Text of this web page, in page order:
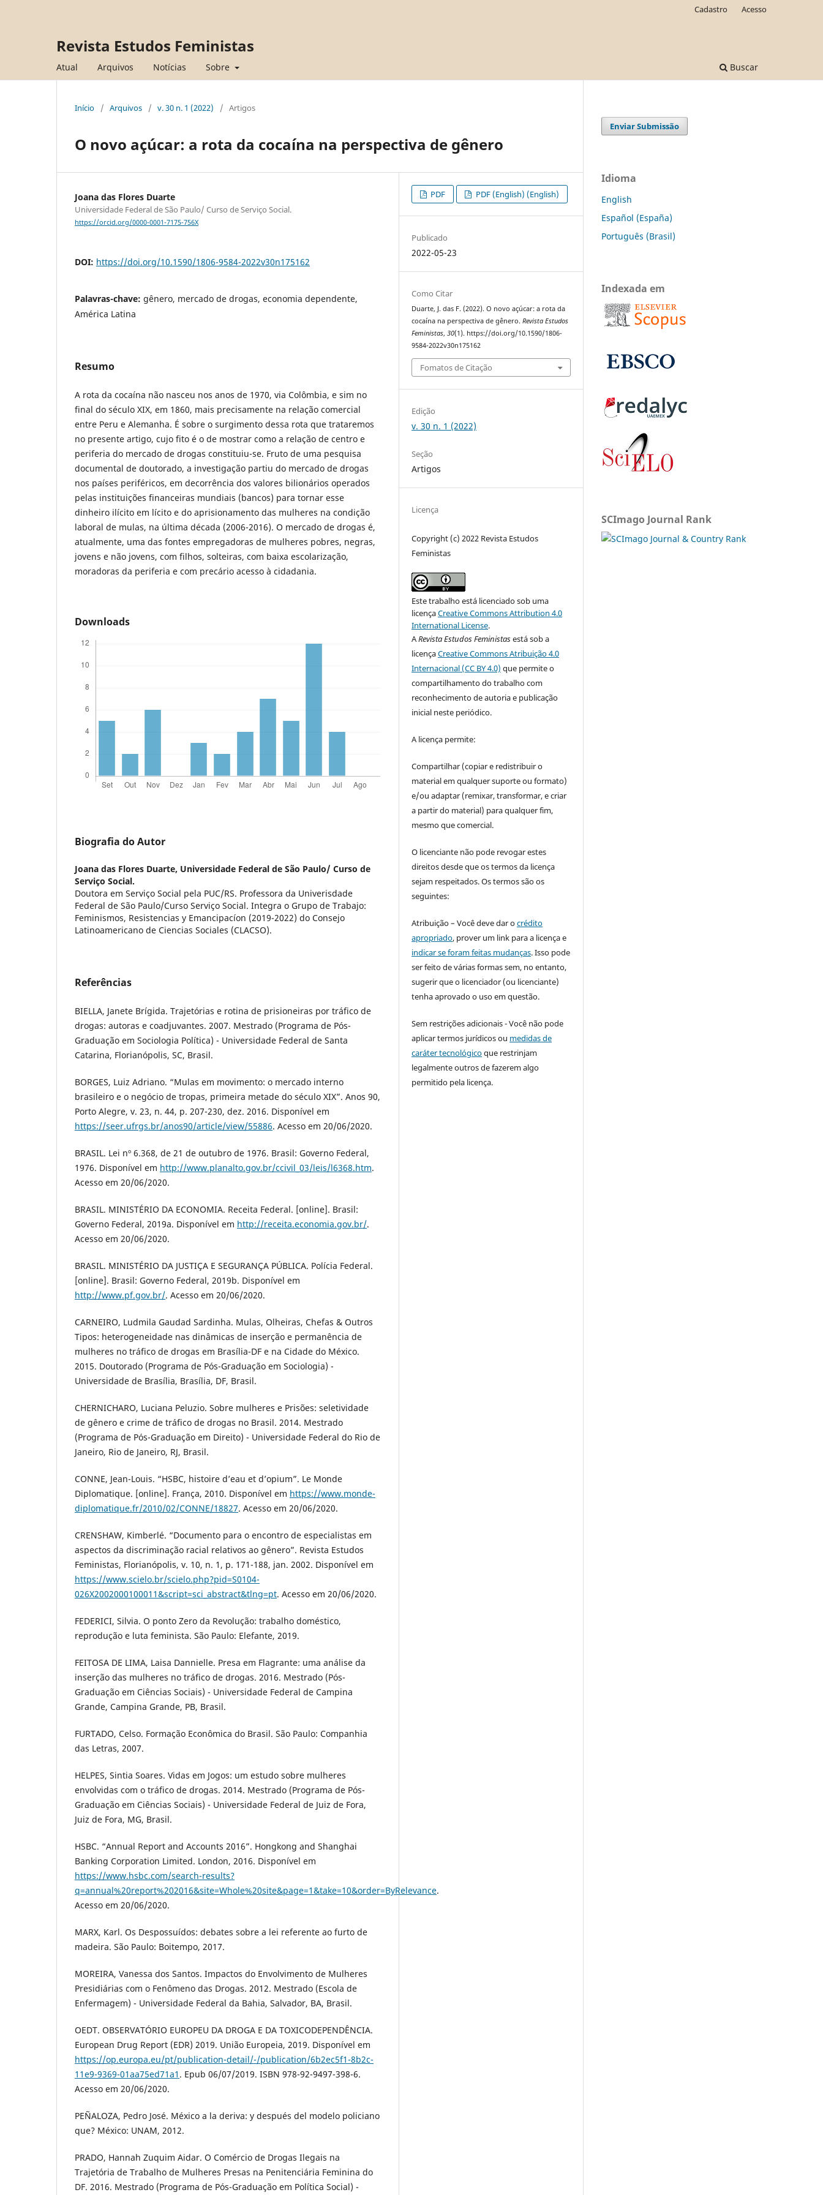
Revista Estudos Feministas
Atual Arquivos Notícias Sobre Buscar
Cadastro Acesso
Início / Arquivos / v. 30 n. 1 (2022) / Artigos
O novo açúcar: a rota da cocaína na perspectiva de gênero
Joana das Flores Duarte
Universidade Federal de São Paulo/ Curso de Serviço Social.
https://orcid.org/0000-0001-7175-756X
DOI: https://doi.org/10.1590/1806-9584-2022v30n175162
Palavras-chave: gênero, mercado de drogas, economia dependente,
América Latina
Resumo
A rota da cocaína não nasceu nos anos de 1970, via Colômbia, e sim no
final do século XIX, em 1860, mais precisamente na relação comercial
entre Peru e Alemanha. É sobre o surgimento dessa rota que trataremos
no presente artigo, cujo fito é o de mostrar como a relação de centro e
periferia do mercado de drogas constituiu-se. Fruto de uma pesquisa
documental de doutorado, a investigação partiu do mercado de drogas
nos países periféricos, em decorrência dos valores bilionários operados
pelas instituições financeiras mundiais (bancos) para tornar esse
dinheiro ilícito em lícito e do aprisionamento das mulheres na condição
laboral de mulas, na última década (2006-2016). O mercado de drogas é,
atualmente, uma das fontes empregadoras de mulheres pobres, negras,
jovens e não jovens, com filhos, solteiras, com baixa escolarização,
moradoras da periferia e com precário acesso à cidadania.
Downloads
Biografia do Autor
Joana das Flores Duarte, Universidade Federal de São Paulo/ Curso de
Serviço Social.
Doutora em Serviço Social pela PUC/RS. Professora da Univerisdade
Federal de São Paulo/Curso Serviço Social. Integra o Grupo de Trabajo:
Feminismos, Resistencias y Emancipacíon (2019-2022) do Consejo
Latinoamericano de Ciencias Sociales (CLACSO).
Referências
BIELLA, Janete Brígida. Trajetórias e rotina de prisioneiras por tráfico de
drogas: autoras e coadjuvantes. 2007. Mestrado (Programa de Pós-
Graduação em Sociologia Política) - Universidade Federal de Santa
Catarina, Florianópolis, SC, Brasil.
BORGES, Luiz Adriano. “Mulas em movimento: o mercado interno
brasileiro e o negócio de tropas, primeira metade do século XIX”. Anos 90,
Porto Alegre, v. 23, n. 44, p. 207-230, dez. 2016. Disponível em
https://seer.ufrgs.br/anos90/article/view/55886. Acesso em 20/06/2020.
BRASIL. Lei nº 6.368, de 21 de outubro de 1976. Brasil: Governo Federal,
1976. Disponível em http://www.planalto.gov.br/ccivil_03/leis/l6368.htm.
Acesso em 20/06/2020.
BRASIL. MINISTÉRIO DA ECONOMIA. Receita Federal. [online]. Brasil:
Governo Federal, 2019a. Disponível em http://receita.economia.gov.br/.
Acesso em 20/06/2020.
BRASIL. MINISTÉRIO DA JUSTIÇA E SEGURANÇA PÚBLICA. Polícia Federal.
[online]. Brasil: Governo Federal, 2019b. Disponível em
http://www.pf.gov.br/. Acesso em 20/06/2020.
CARNEIRO, Ludmila Gaudad Sardinha. Mulas, Olheiras, Chefas & Outros
Tipos: heterogeneidade nas dinâmicas de inserção e permanência de
mulheres no tráfico de drogas em Brasília-DF e na Cidade do México.
2015. Doutorado (Programa de Pós-Graduação em Sociologia) -
Universidade de Brasília, Brasília, DF, Brasil.
CHERNICHARO, Luciana Peluzio. Sobre mulheres e Prisões: seletividade
de gênero e crime de tráfico de drogas no Brasil. 2014. Mestrado
(Programa de Pós-Graduação em Direito) - Universidade Federal do Rio de
Janeiro, Rio de Janeiro, RJ, Brasil.
CONNE, Jean-Louis. “HSBC, histoire d’eau et d’opium”. Le Monde
Diplomatique. [online]. França, 2010. Disponível em https://www.monde-
diplomatique.fr/2010/02/CONNE/18827. Acesso em 20/06/2020.
CRENSHAW, Kimberlé. “Documento para o encontro de especialistas em
aspectos da discriminação racial relativos ao gênero”. Revista Estudos
Feministas, Florianópolis, v. 10, n. 1, p. 171-188, jan. 2002. Disponível em
https://www.scielo.br/scielo.php?pid=S0104-
026X2002000100011&script=sci_abstract&tlng=pt. Acesso em 20/06/2020.
FEDERICI, Silvia. O ponto Zero da Revolução: trabalho doméstico,
reprodução e luta feminista. São Paulo: Elefante, 2019.
FEITOSA DE LIMA, Laisa Dannielle. Presa em Flagrante: uma análise da
inserção das mulheres no tráfico de drogas. 2016. Mestrado (Pós-
Graduação em Ciências Sociais) - Universidade Federal de Campina
Grande, Campina Grande, PB, Brasil.
FURTADO, Celso. Formação Econômica do Brasil. São Paulo: Companhia
das Letras, 2007.
HELPES, Sintia Soares. Vidas em Jogos: um estudo sobre mulheres
envolvidas com o tráfico de drogas. 2014. Mestrado (Programa de Pós-
Graduação em Ciências Sociais) - Universidade Federal de Juiz de Fora,
Juiz de Fora, MG, Brasil.
HSBC. “Annual Report and Accounts 2016”. Hongkong and Shanghai
Banking Corporation Limited. London, 2016. Disponível em
https://www.hsbc.com/search-results?
q=annual%20report%202016&site=Whole%20site&page=1&take=10&order=ByRelevance.
Acesso em 20/06/2020.
MARX, Karl. Os Despossuídos: debates sobre a lei referente ao furto de
madeira. São Paulo: Boitempo, 2017.
MOREIRA, Vanessa dos Santos. Impactos do Envolvimento de Mulheres
Presidiárias com o Fenômeno das Drogas. 2012. Mestrado (Escola de
Enfermagem) - Universidade Federal da Bahia, Salvador, BA, Brasil.
OEDT. OBSERVATÓRIO EUROPEU DA DROGA E DA TOXICODEPENDÊNCIA.
European Drug Report (EDR) 2019. União Europeia, 2019. Disponível em
https://op.europa.eu/pt/publication-detail/-/publication/6b2ec5f1-8b2c-
11e9-9369-01aa75ed71a1 . Epub 06/07/2019. ISBN 978-92-9497-398-6.
Acesso em 20/06/2020.
PEÑALOZA, Pedro José. México a la deriva: y después del modelo policiano
que? México: UNAM, 2012.
PRADO, Hannah Zuquim Aidar. O Comércio de Drogas Ilegais na
Trajetória de Trabalho de Mulheres Presas na Penitenciária Feminina do
DF. 2016. Mestrado (Programa de Pós-Graduação em Política Social) -
PDF PDF (English) (English)
Publicado
2022-05-23
Como Citar
Duarte, J. das F. (2022). O novo açúcar: a rota da
cocaína na perspectiva de gênero.Revista Estudos
Feministas,30(1). https://doi.org/10.1590/1806-
9584-2022v30n175162
Fomatos de Citação
Edição
v. 30 n. 1 (2022)
Seção
Artigos
Licença
Copyright (c) 2022 Revista Estudos
Feministas
Este trabalho está licenciado sob uma
licençaCreative Commons Attribution 4.0
International License.
ARevista Estudos Feministasestá sob a
licençaCreative Commons Atribuição 4.0
Internacional (CC BY 4.0) que permite o
compartilhamento do trabalho com
reconhecimento de autoria e publicação
inicial neste periódico.
A licença permite:
Compartilhar (copiar e redistribuir o
material em qualquer suporte ou formato)
e/ou adaptar (remixar, transformar, e criar
a partir do material) para qualquer fim,
mesmo que comercial.
O licenciante não pode revogar estes
direitos desde que os termos da licença
sejam respeitados. Os termos são os
seguintes:
Atribuição – Você deve dar ocrédito
apropriado, prover um link para a licença e
indicar se foram feitas mudanças. Isso pode
ser feito de várias formas sem, no entanto,
sugerir que o licenciador (ou licenciante)
tenha aprovado o uso em questão.
Sem restrições adicionais - Você não pode
aplicar termos jurídicos ou medidas de
caráter tecnológicoque restrinjam
legalmente outros de fazerem algo
permitido pela licença.
Enviar Submissão
Idioma
English
Español (España)
Português (Brasil)
Indexada em
SCImago Journal Rank